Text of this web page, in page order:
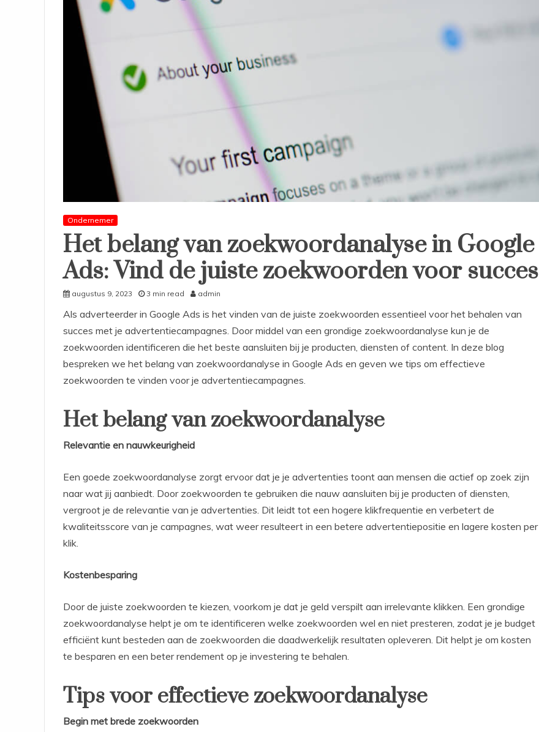
Ondernemer
Het belang van zoekwoordanalyse in Google
Ads: Vind de juiste zoekwoorden voor succes
augustus 9, 2023 3 min read admin
Als adverteerder in Google Ads is het vinden van de juiste zoekwoorden essentieel voor het behalen van
succes met je advertentiecampagnes. Door middel van een grondige zoekwoordanalyse kun je de
zoekwoorden identificeren die het beste aansluiten bij je producten, diensten of content. In deze blog
bespreken we het belang van zoekwoordanalyse in Google Ads en geven we tips om effectieve
zoekwoorden te vinden voor je advertentiecampagnes.
Het belang van zoekwoordanalyse
Relevantie en nauwkeurigheid
Een goede zoekwoordanalyse zorgt ervoor dat je je advertenties toont aan mensen die actief op zoek zijn
naar wat jij aanbiedt. Door zoekwoorden te gebruiken die nauw aansluiten bij je producten of diensten,
vergroot je de relevantie van je advertenties. Dit leidt tot een hogere klikfrequentie en verbetert de
kwaliteitsscore van je campagnes, wat weer resulteert in een betere advertentiepositie en lagere kosten per
klik.
Kostenbesparing
Door de juiste zoekwoorden te kiezen, voorkom je dat je geld verspilt aan irrelevante klikken. Een grondige
zoekwoordanalyse helpt je om te identificeren welke zoekwoorden wel en niet presteren, zodat je je budget
efficiënt kunt besteden aan de zoekwoorden die daadwerkelijk resultaten opleveren. Dit helpt je om kosten
te besparen en een beter rendement op je investering te behalen.
Tips voor effectieve zoekwoordanalyse
Begin met brede zoekwoorden